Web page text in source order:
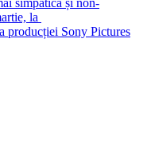
simpatică și non-
la
producției Sony Pictures